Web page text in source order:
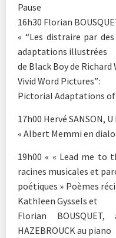
Pause
16h30 Florian
« “Les distraire par
adaptations illustrées
de Black Boy de
Vivid Word Pictures”:
Pictorial Adaptations of
17h00 Hervé SANSON,
« Albert Memmi en
19h00 « « Lead me to
racines musicales et
poétiques » Poèmes
Kathleen Gyssels et
Florian
HAZEBROUCK au piano